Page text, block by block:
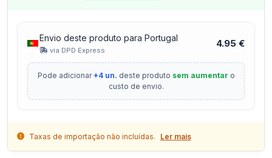
Envio deste produto para Portugal
via DPD Express
4.95 €
Pode adicionar+4 un. deste produto sem aumentar o
custo de envio.
Taxas de importação não incluídas. Ler mais